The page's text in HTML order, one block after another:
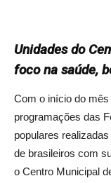
Unidades do
foco na saúde,
Com o início do
programações das
populares
de brasileiros com
o Centro Municipal